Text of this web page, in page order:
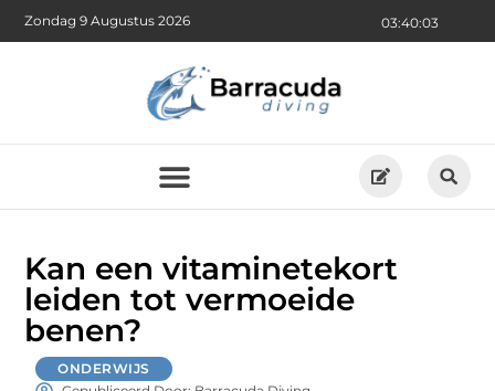
03:40:04
Zondag 9 Augustus 2026
Kan een vitaminetekort
leiden tot vermoeide
benen?
ONDERWIJS